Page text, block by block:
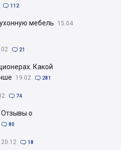
 112
мебель 15.04
 21
Какой
19.02  281
 74
Отзывы о
 80
20.12  18